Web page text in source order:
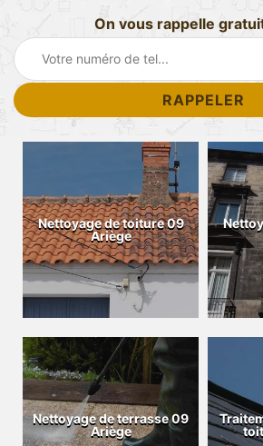
On vous rappelle
Nettoyage de toiture 09
Ariège
Nettoyage de terrasse 09
Ariège